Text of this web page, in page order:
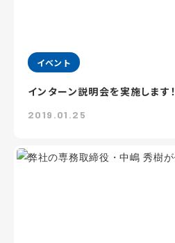
イベント
インターン説明会を実施します！
2019.01.25